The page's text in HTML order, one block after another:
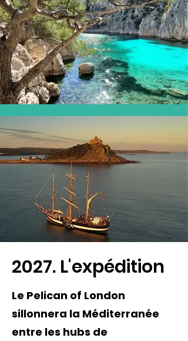
2027. L'expédition
Le Pelican of London
sillonnera la Méditerranée
entre les hubs de